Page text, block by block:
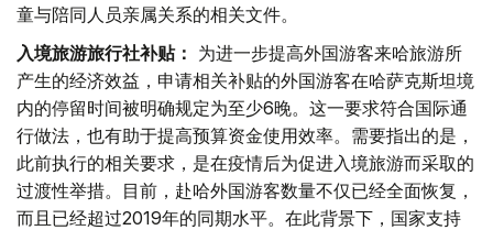
童与陪同人员亲属关系的相关文件。
入境旅游旅行社补贴： 为进一步提高外国游客来哈旅游所
产生的经济效益，申请相关补贴的外国游客在哈萨克斯坦境
内的停留时间被明确规定为至少6晚。这一要求符合国际通
行做法，也有助于提高预算资金使用效率。需要指出的是，
此前执行的相关要求，是在疫情后为促进入境旅游而采取的
过渡性举措。目前，赴哈外国游客数量不仅已经全面恢复，
而且已经超过2019年的同期水平。在此背景下，国家支持